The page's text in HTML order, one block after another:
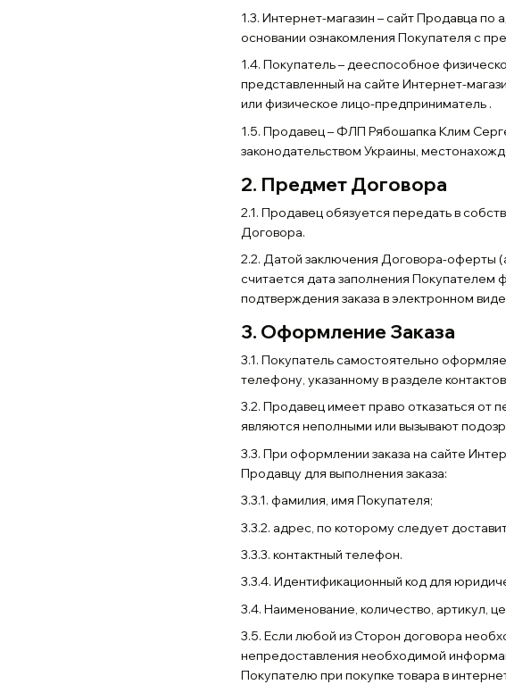
1.3. Интернет-магазин – сайт Продавца
основании ознакомления Покупателя с
1.4. Покупатель – дееспособное
представленный на сайте Интернет-
или физическое лицо-предприниматель .
1.5. Продавец – ФЛП Рябошапка Клим
законодательством Украины,
2. Предмет Договора
2.1. Продавец обязуется передать в
Договора.
2.2. Датой заключения Договора-оферты
считается дата заполнения Покупателем
подтверждения заказа в электронном
3. Оформление Заказа
3.1. Покупатель самостоятельно
телефону, указанному в разделе
3.2. Продавец имеет право отказаться от
являются неполными или вызывают
3.3. При оформлении заказа на сайте
Продавцу для выполнения заказа:
3.3.1. фамилия, имя Покупателя;
3.3.2. адрес, по которому следует
3.3.3. контактный телефон.
3.3.4. Идентификационный код для
3.4. Наименование, количество, артикул,
3.5. Если любой из Сторон договора
непредоставления необходимой
Покупателю при покупке товара в